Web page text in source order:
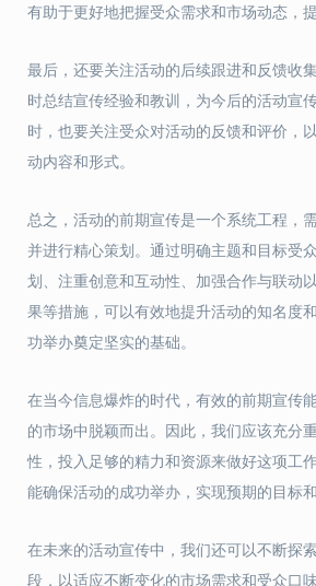
有助于更好地把握受众需求和市场动态，
最后，还要关注活动的后续跟进和反馈收
时总结宣传经验和教训，为今后的活动宣
时，也要关注受众对活动的反馈和评价，
动内容和形式。
总之，活动的前期宣传是一个系统工程，
并进行精心策划。通过明确主题和目标受
划、注重创意和互动性、加强合作与联动
果等措施，可以有效地提升活动的知名度
功举办奠定坚实的基础。
在当今信息爆炸的时代，有效的前期宣传
的市场中脱颖而出。因此，我们应该充分
性，投入足够的精力和资源来做好这项工
能确保活动的成功举办，实现预期的目标和
在未来的活动宣传中，我们还可以不断探
段，以适应不断变化的市场需求和受众口